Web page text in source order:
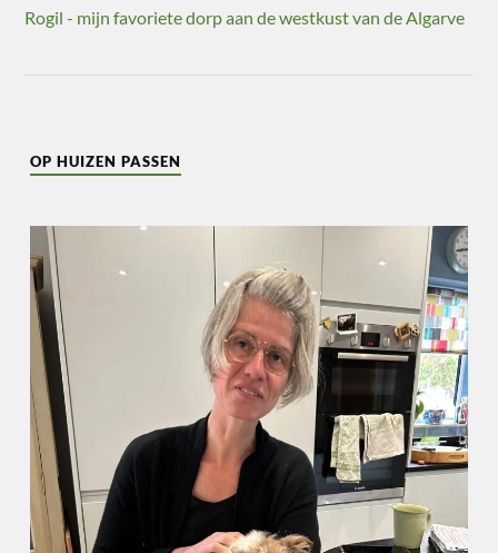
Rogil - mijn favoriete dorp aan de westkust van de Algarve
OP HUIZEN PASSEN